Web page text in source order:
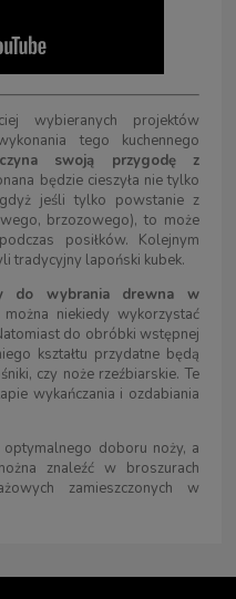
wybieranych projektów
tego kuchennego
swoją przygodę z
będzie cieszyła nie tylko
jeśli tylko powstanie z
brzozowego), to może
posiłków. Kolejnym
tradycyjny lapoński kubek.
do wybrania drewna w
niekiedy wykorzystać
do obróbki wstępnej
kształtu przydatne będą
czy noże rzeźbiarskie. Te
wykańczania i ozdabiania
optymalnego doboru noży, a
znaleźć w broszurach
zamieszczonych w